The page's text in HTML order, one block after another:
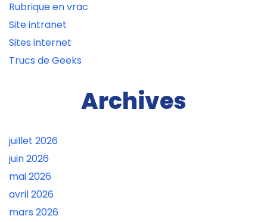
Rubrique en vrac
Site intranet
Sites internet
Trucs de Geeks
Archives
juillet 2026
juin 2026
mai 2026
avril 2026
mars 2026